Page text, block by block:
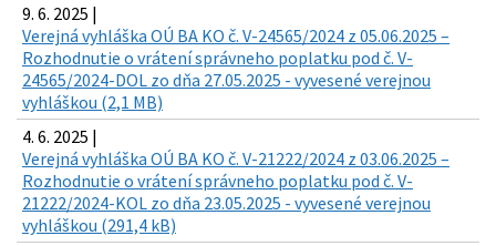
9. 6. 2025 |
Verejná vyhláška OÚ BA KO č. V-24565/2024 z 05.06.2025 –
Rozhodnutie o vrátení správneho poplatku pod č. V-
24565/2024-DOL zo dňa 27.05.2025 - vyvesené verejnou
vyhláškou (2,1 MB)
4. 6. 2025 |
Verejná vyhláška OÚ BA KO č. V-21222/2024 z 03.06.2025 –
Rozhodnutie o vrátení správneho poplatku pod č. V-
21222/2024-KOL zo dňa 23.05.2025 - vyvesené verejnou
vyhláškou (291,4 kB)